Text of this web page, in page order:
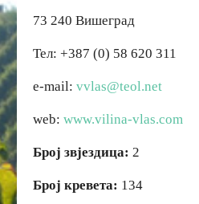
73 240 Вишеград
Тел: +387 (0) 58 620 311
e-mail: vvlas@teol.net
web: www.vilina-vlas.com
Број звјездица: 2
Број кревета: 134